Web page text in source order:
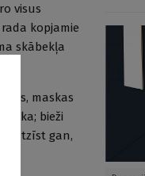
visus
kopjamie
skābekļa
maskas
bieži
gan,